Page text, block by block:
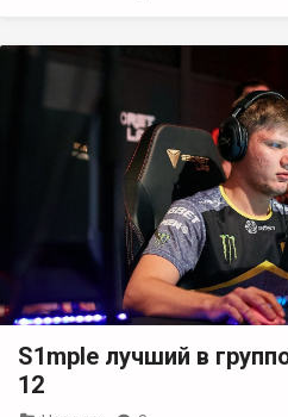
S1mple лучший в
12